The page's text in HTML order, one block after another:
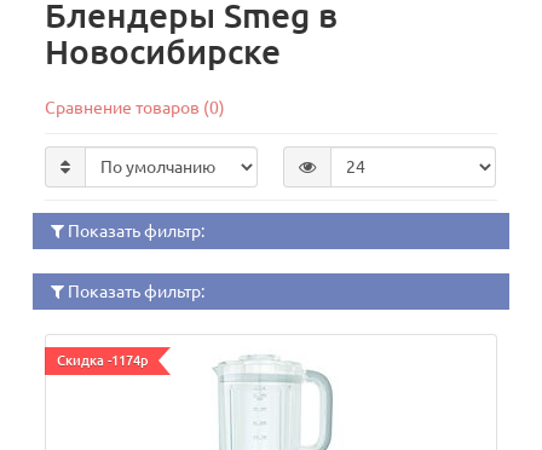
Блендеры Smeg в
Новосибирске
Сравнение товаров (0)
Показать фильтр:
Показать фильтр:
Скидка -1174р